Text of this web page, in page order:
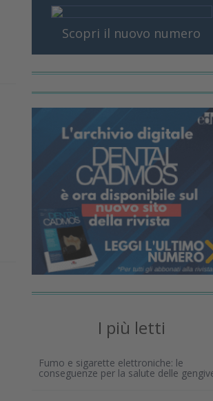
Scopri il nuovo numero
I più letti
Fumo e sigarette elettroniche: le
conseguenze per la salute delle